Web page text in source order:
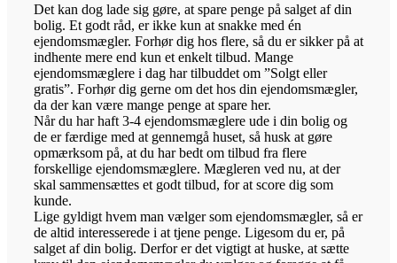
Det kan dog lade sig gøre, at spare penge på salget af din
bolig. Et godt råd, er ikke kun at snakke med én
ejendomsmægler. Forhør dig hos flere, så du er sikker på at
indhente mere end kun et enkelt tilbud. Mange
ejendomsmæglere i dag har tilbuddet om ”Solgt eller
gratis”. Forhør dig gerne om det hos din ejendomsmægler,
da der kan være mange penge at spare her.
Når du har haft 3-4 ejendomsmæglere ude i din bolig og
de er færdige med at gennemgå huset, så husk at gøre
opmærksom på, at du har bedt om tilbud fra flere
forskellige ejendomsmæglere. Mægleren ved nu, at der
skal sammensættes et godt tilbud, for at score dig som
kunde.
Lige gyldigt hvem man vælger som ejendomsmægler, så er
de altid interesserede i at tjene penge. Ligesom du er, på
salget af din bolig. Derfor er det vigtigt at huske, at sætte